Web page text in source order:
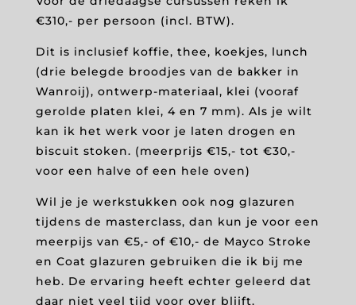
€310,- per persoon (incl. BTW).
Dit is inclusief koffie, thee, koekjes, lunch
(drie belegde broodjes van de bakker in
Wanroij), ontwerp-materiaal, klei (vooraf
gerolde platen klei, 4 en 7 mm). Als je wilt
kan ik het werk voor je laten drogen en
biscuit stoken. (meerprijs €15,- tot €30,-
voor een halve of een hele oven)
Wil je je werkstukken ook nog glazuren
tijdens de masterclass, dan kun je voor een
meerpijs van €5,- of €10,- de Mayco Stroke
en Coat glazuren gebruiken die ik bij me
heb. De ervaring heeft echter geleerd dat
daar niet veel tijd voor over blijft.